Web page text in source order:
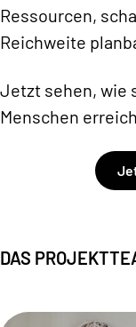
Ressourcen,
Reichweite
Jetzt sehen, wie
Menschen
DAS